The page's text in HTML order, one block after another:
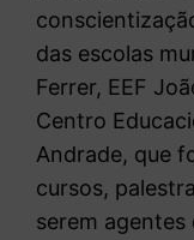
das escolas
Ferrer, EEF
Centro
Andrade, que
cursos,
serem agentes